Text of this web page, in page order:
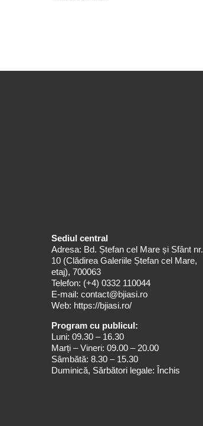
Sediul central
Adresa: Bd. Ștefan cel Mare și Sfânt nr.
10 (Clădirea Galeriile Ștefan cel Mare,
etaj), 700063
Telefon: (+4) 0332 110044
E-mail: contact@bjiasi.ro
Web: https://bjiasi.ro/
Program cu publicul:
Luni: 09.30 – 16.30
Marți – Vineri: 09.00 – 20.00
Sâmbătă: 8.30 – 15.30
Duminică, Sărbători legale: Închis